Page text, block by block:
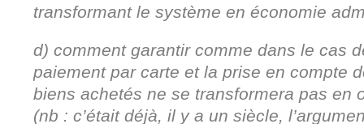
transformant le système en économie
d) comment garantir comme dans le cas
paiement par carte et la prise en compte
biens achetés ne se transformera pas en
(nb : c’était déjà, il y a un siècle,